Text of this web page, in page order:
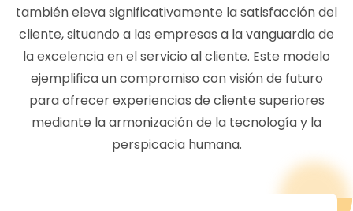
también eleva significativamente la satisfacción del
cliente, situando a las empresas a la vanguardia de
la excelencia en el servicio al cliente. Este modelo
ejemplifica un compromiso con visión de futuro
para ofrecer experiencias de cliente superiores
mediante la armonización de la tecnología y la
perspicacia humana.